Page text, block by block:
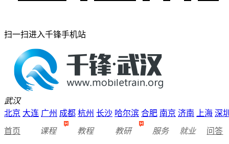
扫一扫进入千锋手机站
武汉
北京 大连 广州 成都 杭州 长沙 哈尔滨 合肥 南京 济南 上海 深
首页 课程 教程 教研 服务 就业 问答